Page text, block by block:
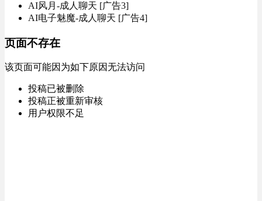
AI风月-成人聊天 [广告3]
AI电子魅魔-成人聊天 [广告4]
页面不存在
该页面可能因为如下原因无法访问
投稿已被删除
投稿正被重新审核
用户权限不足